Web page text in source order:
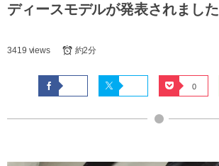
ディースモデルが発表されました
3419 views 約2分
0